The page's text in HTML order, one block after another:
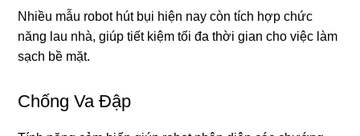
Nhiều mẫu robot hút bụi hiện nay còn tích hợp chức
năng lau nhà, giúp tiết kiệm tối đa thời gian cho việc làm
sạch bề mặt.
Chống Va Đập